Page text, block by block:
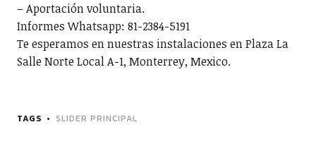
– Aportación voluntaria.
Informes Whatsapp: 81-2384-5191
Te esperamos en nuestras instalaciones en Plaza La
Salle Norte Local A-1, Monterrey, Mexico.
TAGS SLIDER PRINCIPAL